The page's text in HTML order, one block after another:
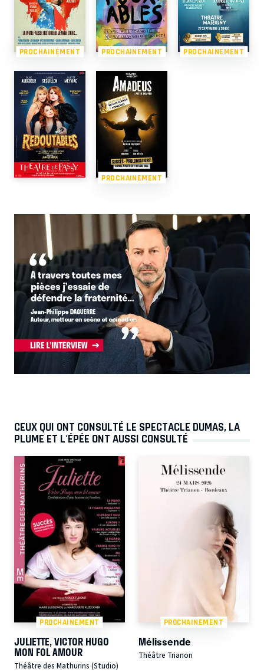
PROCHAINEMENT PROCHAINEMENT PROCHAINEMENT
PROCHAINEMENT
CEUX QUI ONT CONSULTÉ LE SPECTACLE DUMAS, LA
PLUME ET L'ÉPÉE ONT AUSSI CONSULTÉ
PROCHAINEMENT
JULIETTE, VICTOR HUGO
MON FOL AMOUR
Théâtre des Mathurins (Studio)
PROCHAINEMENT
Mélissende
Théâtre Trianon